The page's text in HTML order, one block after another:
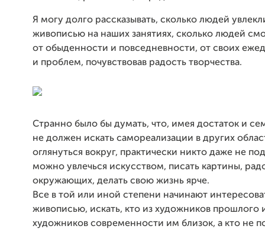
Я могу долго рассказывать, сколько людей
живописью на наших занятиях, сколько людей
от обыденности и повседневности, от своих
и проблем, почувствовав радость творчества.
Странно было бы думать, что, имея достаток и
не должен искать самореализации в других
оглянуться вокруг, практически никто даже не
можно увлечься искусством, писать картины,
окружающих, делать свою жизнь ярче.
Все в той или иной степени начинают
живописью, искать, кто из художников прошлого
художников современности им близок, а кто не